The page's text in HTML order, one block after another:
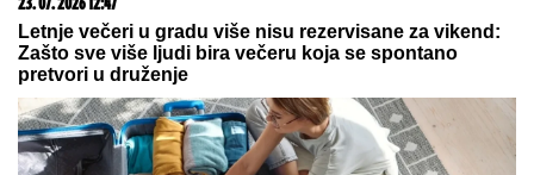
Plaćen 11 miliona pa dobio brutalnu
poruku
CECU NIKO NIJE PREPOZNAO NA
AERODROMULeti iz Malage za
Beograd: Kačket na glavi, atlet
majica i naočare (FOTO)